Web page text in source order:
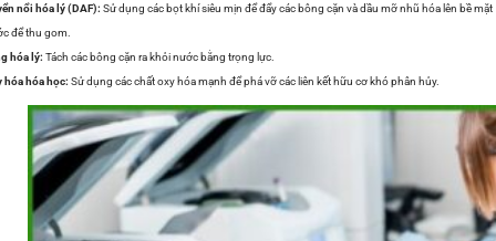
nổi hóa lý (DAF): Sử dụng các bọt khí siêu mịn để đẩy các bông cặn và dầu mỡ nhũ hóa lên bề mặt
để thu gom.
hóa lý: Tách các bông cặn ra khỏi nước bằng trọng lực.
hóa hóa học: Sử dụng các chất oxy hóa mạnh để phá vỡ các liên kết hữu cơ khó phân hủy.